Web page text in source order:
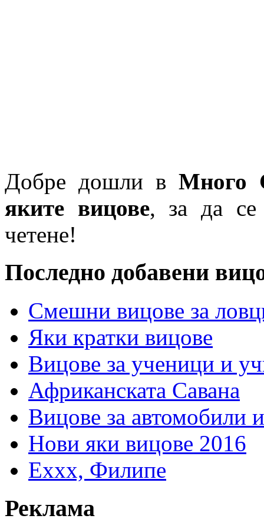
Добре дошли в Много
яките вицове, за да се
четене!
Последно добавени
Смешни вицове за
Яки кратки вицове
Вицове за ученици и
Африканската Савана
Вицове за автомобили
Нови яки вицове 2016
Еххх, Филипе
Реклама